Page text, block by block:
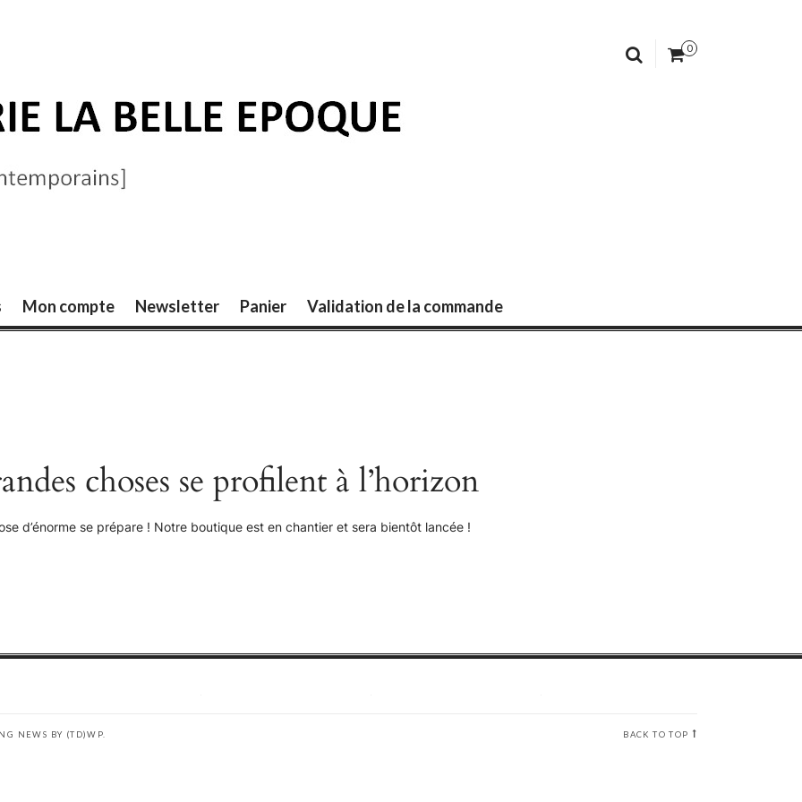
0
Mon compte Newsletter Panier Validation de la commande
choses se profilent à l’horizon
d’énorme se prépare ! Notre boutique est en chantier et sera bientôt lancée !
NEWS BY (TD)WP BACK TO TOP